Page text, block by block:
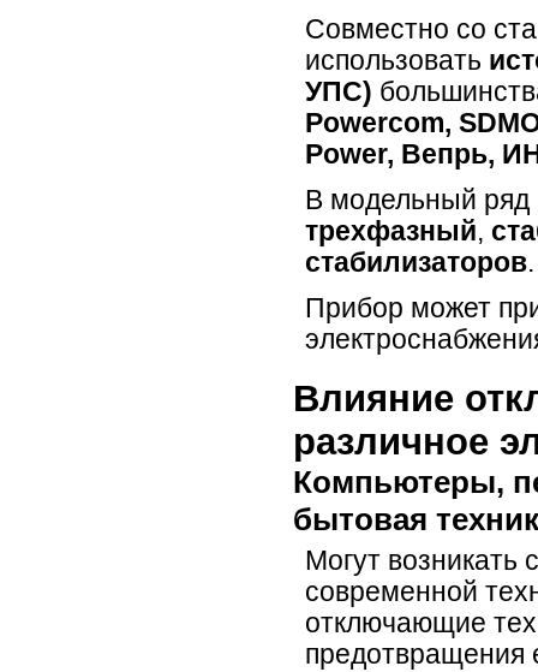
Совместно со
использовать
УПС)
Powercom,
Power, Вепрь,
В модельный
трехфазный,
стабилизаторов.
Прибор может
Влияние
различное
Компьютеры,
бытовая
Могут возникать
современной
отключающие
предотвращения